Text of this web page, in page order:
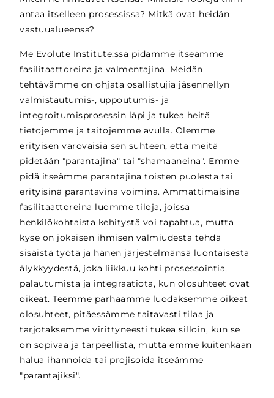
antaa itselleen prosessissa? Mitkä ovat heidän
vastuualueensa?
Me Evolute Institute:ssä pidämme itseämme
fasilitaattoreina ja valmentajina. Meidän
tehtävämme on ohjata osallistujia jäsennellyn
valmistautumis-, uppoutumis- ja
integroitumisprosessin läpi ja tukea heitä
tietojemme ja taitojemme avulla. Olemme
erityisen varovaisia sen suhteen, että meitä
pidetään "parantajina" tai "shamaaneina". Emme
pidä itseämme parantajina toisten puolesta tai
erityisinä parantavina voimina. Ammattimaisina
fasilitaattoreina luomme tiloja, joissa
henkilökohtaista kehitystä voi tapahtua, mutta
kyse on jokaisen ihmisen valmiudesta tehdä
sisäistä työtä ja hänen järjestelmänsä luontaisesta
älykkyydestä, joka liikkuu kohti prosessointia,
palautumista ja integraatiota, kun olosuhteet ovat
oikeat. Teemme parhaamme luodaksemme oikeat
olosuhteet, pitäessämme taitavasti tilaa ja
tarjotaksemme virittyneesti tukea silloin, kun se
on sopivaa ja tarpeellista, mutta emme kuitenkaan
halua ihannoida tai projisoida itseämme
"parantajiksi".